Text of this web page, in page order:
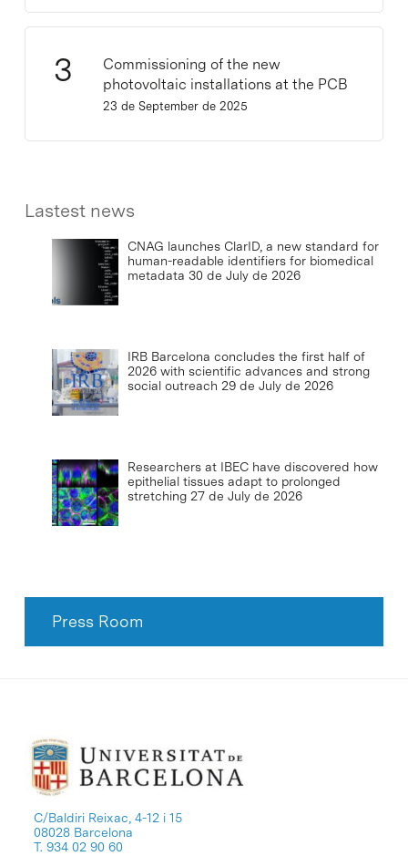
Commissioning of the new
photovoltaic installations at the PCB
23 de September de 2025
Lastest news
CNAG launches ClarID, a new standard for
human-readable identifiers for biomedical
metadata 30 de July de 2026
IRB Barcelona concludes the first half of
2026 with scientific advances and strong
social outreach 29 de July de 2026
Researchers at IBEC have discovered how
epithelial tissues adapt to prolonged
stretching 27 de July de 2026
Press Room
C/Baldiri Reixac, 4-12 i 15
08028 Barcelona
T. 934 02 90 60